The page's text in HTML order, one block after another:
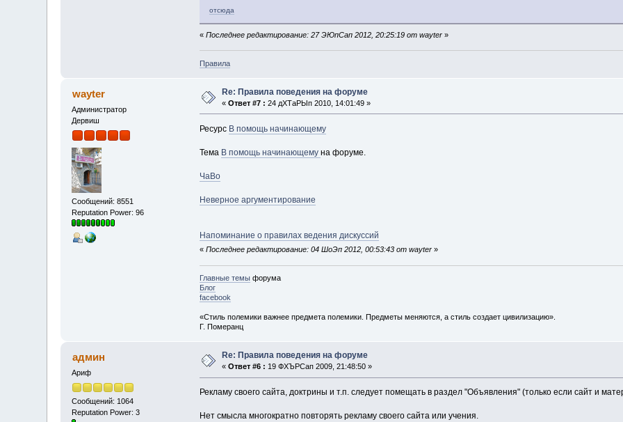
отсюда
« Последнее редактирование: 27 ЭЮпСап 2012, 20:25:19 от wayter»
Правила
wayter
Администратор
Дервиш
Сообщений: 8551
Reputation Power: 96
Re: Правила поведения на форуме
«Ответ #7 : 24 дХТаРЫп 2010, 14:01:49 »
Ресурс В помощь начинающему
Тема В помощь начинающему на форуме.
ЧаВо
Неверное аргументирование
Напоминание о правилах ведения дискуссий
« Последнее редактирование: 04 ШоЭп 2012, 00:53:43 от wayter»
Главные темыфорума
Блог
facebook
«Стиль полемики важнее предмета полемики. Предметы меняются, а стиль создает цивилизацию».
Г. Померанц
админ
Ариф
Сообщений: 1064
Reputation Power: 3
Re: Правила поведения на форуме
«Ответ #6 : 19 ФХЪРСап 2009, 21:48:50 »
Рекламу своего сайта, доктрины и т.п. следует помещать в раздел "Объявления" (только если сайт и
Нет смысла многократно повторять рекламу своего сайта или учения.